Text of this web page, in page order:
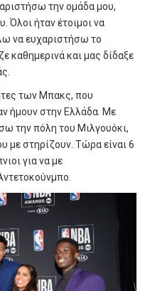
την ομάδα μου,
Όλοι ήταν έτοιμοι να
να ευχαριστήσω το
καθημερινά και μας δίδαξε
των Μπακς, που
ήμουν στην Ελλάδα. Με
την πόλη του Μιλγουόκι,
με στηρίζουν. Τώρα είναι 6
για να με